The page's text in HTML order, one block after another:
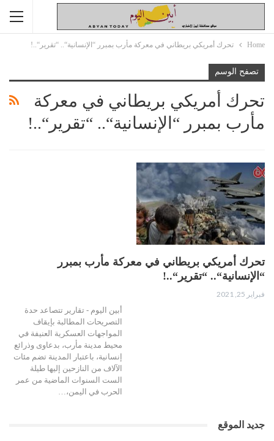
Home تحرك أمريكي بريطاني في معركة مأرب بمبرر “الإنسانية“.. “تقرير“..!
تصفح الوسم
تحرك أمريكي بريطاني في معركة
مأرب بمبرر “الإنسانية“.. “تقرير“..!
تحرك أمريكي بريطاني في معركة مأرب بمبرر
“الإنسانية“.. “تقرير“..!
فبراير 25, 2021
أبين اليوم - تقارير تتصاعد حدة
التصريحات المطالبة بإيقاف
المواجهات العسكرية العنيفة في
محيط مدينة مأرب، بدعاوى وذرائع
إنسانية، باعتبار المدينة تضم مئات
الآلاف من النازحين إليها طيلة
الست السنوات الماضية من عمر
الحرب في اليمن،…
جديد الموقع